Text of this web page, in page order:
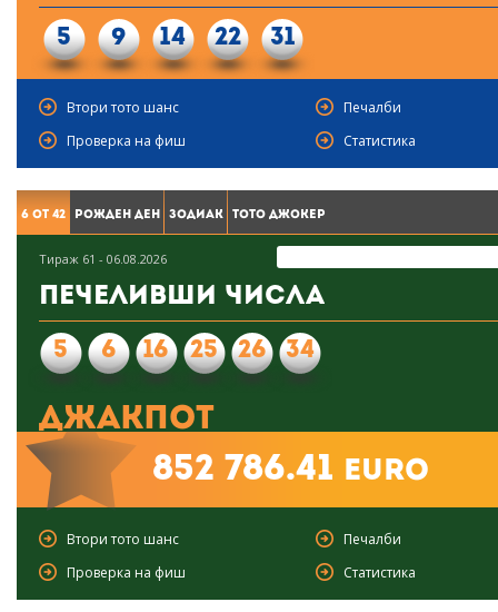
5 9 14 22 31
Втори тото шанс
Печалби
Проверка на фиш
Статистика
6 от 42 Рожден ден Зодиак Тото Джокер
Тираж 61 - 06.08.2026
Печеливши числа
5 6 16 25 26 34
Джакпот
852 786.41 euro
Втори тото шанс
Печалби
Проверка на фиш
Статистика